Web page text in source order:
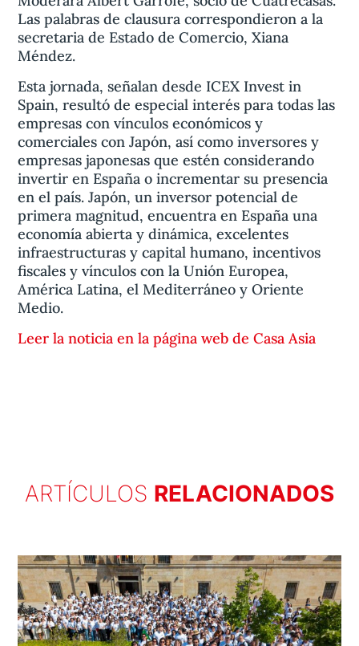
Las palabras de clausura correspondieron a la
secretaria de Estado de Comercio, Xiana
Méndez.
Esta jornada, señalan desde ICEX Invest in
Spain, resultó de especial interés para todas las
empresas con vínculos económicos y
comerciales con Japón, así como inversores y
empresas japonesas que estén considerando
invertir en España o incrementar su presencia
en el país. Japón, un inversor potencial de
primera magnitud, encuentra en España una
economía abierta y dinámica, excelentes
infraestructuras y capital humano, incentivos
fiscales y vínculos con la Unión Europea,
América Latina, el Mediterráneo y Oriente
Medio.
Leer la noticia en la página web de Casa Asia
ARTÍCULOS RELACIONADOS